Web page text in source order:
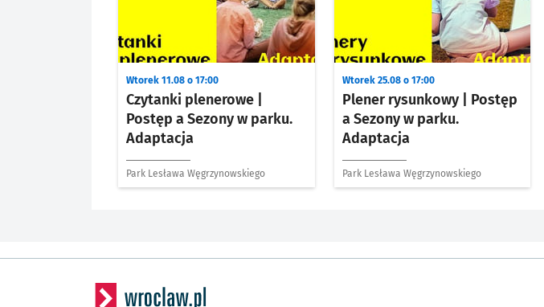
Czytanki plenerowe |
Postęp a Sezony w parku.
Adaptacja
Wtorek 11.08 o 17:00
Park Lesława Węgrzynowskiego
Plener rysunkowy | Postęp
a Sezony w parku.
Adaptacja
Wtorek 25.08 o 17:00
Park Lesława Węgrzynowskiego